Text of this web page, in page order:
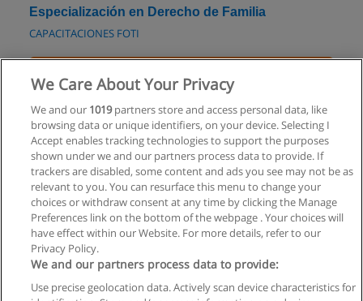
Especialización en Derecho de Familia
CAPACITACIONES FOTI
Curso - Taller online Sobre Redacción Jurídica
Mente Juridica Digital
Solicita información
Privacidad de datos
We Care About Your Privacy
We and our 1019partners store and access personal data, like
browsing data or unique identifiers, on your device. Selecting I
Accept enables tracking technologies to support the purposes
shown under we and our partners process data to provide. If
trackers are disabled, some content and ads you see may not be as
relevant to you. You can resurface this menu to change your
choices or withdraw consent at any time by clicking the Manage
Preferences link on the bottom of the webpage . Your choices will
have effect within our Website. For more details, refer to our
Privacy Policy.
We and our partners process data to provide:
Use precise geolocation data. Actively scan device characteristics for